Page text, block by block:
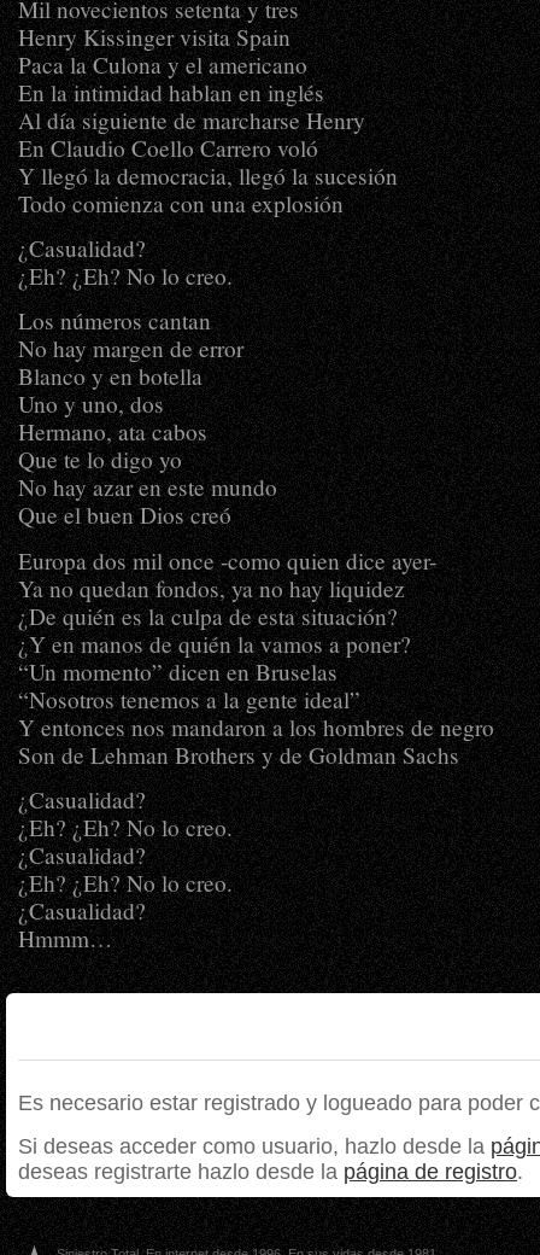
Mil novecientos setenta y tres
Henry Kissinger visita Spain
Paca la Culona y el americano
En la intimidad hablan en inglés
Al día siguiente de marcharse Henry
En Claudio Coello Carrero voló
Y llegó la democracia, llegó la sucesión
Todo comienza con una explosión
¿Casualidad?
¿Eh? ¿Eh? No lo creo.
Los números cantan
No hay margen de error
Blanco y en botella
Uno y uno, dos
Hermano, ata cabos
Que te lo digo yo
No hay azar en este mundo
Que el buen Dios creó
Europa dos mil once -como quien dice ayer-
Ya no quedan fondos, ya no hay liquidez
¿De quién es la culpa de esta situación?
¿Y en manos de quién la vamos a poner?
“Un momento” dicen en Bruselas
“Nosotros tenemos a la gente ideal”
Y entonces nos mandaron a los hombres de negro
Son de Lehman Brothers y de Goldman Sachs
¿Casualidad?
¿Eh? ¿Eh? No lo creo.
¿Casualidad?
¿Eh? ¿Eh? No lo creo.
¿Casualidad?
Hmmm…
Es necesario estar registrado y logueado para poder
Si deseas acceder como usuario, hazlo desde la
deseas registrarte hazlo desde la página de registro.